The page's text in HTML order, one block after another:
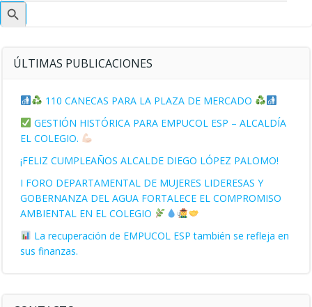
Botón
de
búsqueda
ÚLTIMAS PUBLICACIONES
110 CANECAS PARA LA PLAZA DE MERCADO
GESTIÓN HISTÓRICA PARA EMPUCOL ESP – ALCALDÍA
EL COLEGIO.
¡FELIZ CUMPLEAÑOS ALCALDE DIEGO LÓPEZ PALOMO!
I FORO DEPARTAMENTAL DE MUJERES LIDERESAS Y
GOBERNANZA DEL AGUA FORTALECE EL COMPROMISO
AMBIENTAL EN EL COLEGIO
La recuperación de EMPUCOL ESP también se refleja en
sus finanzas.